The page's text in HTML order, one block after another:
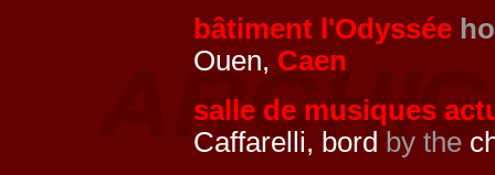
bâtiment l'Odyssée
Ouen, Caen
salle de musiques
Caffarelli, bord by the